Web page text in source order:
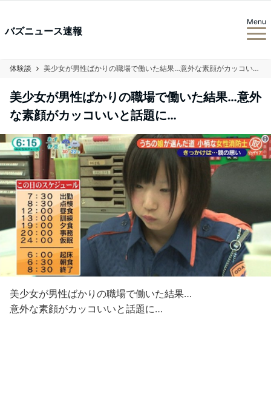
バズニュース速報
Menu
体験談 美少女が男性ばかりの職場で働いた結果…意外な素顔がカッコいいと話題に…
美少女が男性ばかりの職場で働いた結果…意外
な素顔がカッコいいと話題に…
美少女が男性ばかりの職場で働いた結果…
意外な素顔がカッコいいと話題に…